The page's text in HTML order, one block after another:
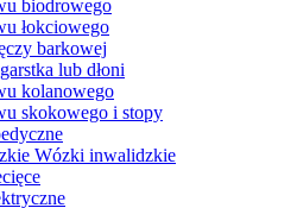
biodrowego
łokciowego
barkowej
lub dłoni
kolanowego
skokowego i stopy
Wózki inwalidzkie